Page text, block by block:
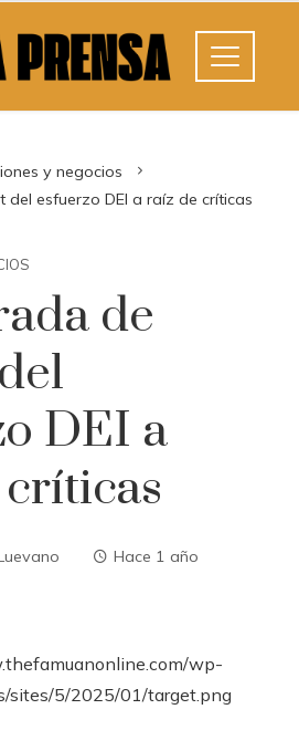
y negocios
del esfuerzo DEI a raíz de críticas
de
DEI a
Hace 1 año